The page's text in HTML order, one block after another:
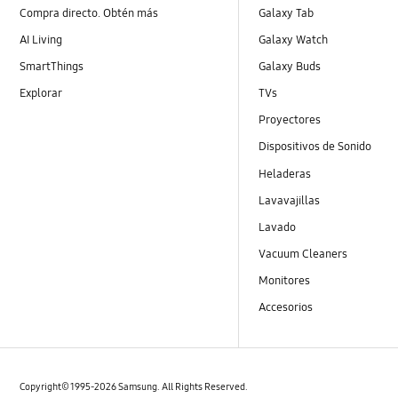
Compra directo. Obtén más
AI Living
SmartThings
Explorar
Galaxy Tab
Galaxy Watch
Galaxy Buds
TVs
Proyectores
Dispositivos de Sonido
Heladeras
Lavavajillas
Lavado
Vacuum Cleaners
Monitores
Accesorios
Copyright© 1995-2026 Samsung. All Rights Reserved.